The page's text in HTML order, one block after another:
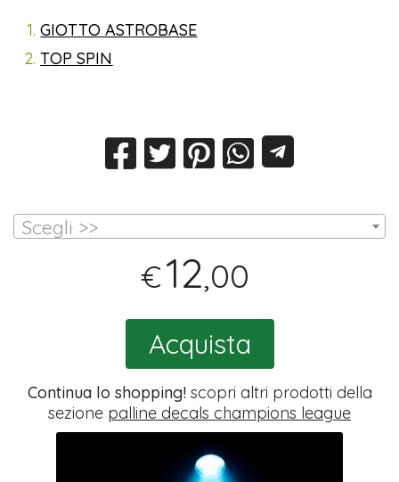
GIOTTO ASTROBASE
TOP SPIN
Scegli >>
€12,00
Acquista
Continua lo shopping!scopri altri prodotti della
sezione palline decals champions league